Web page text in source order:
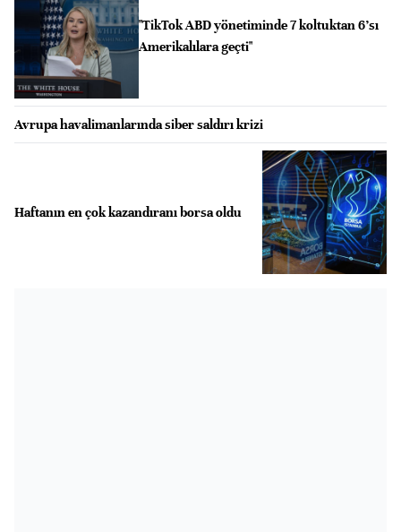
"TikTok ABD yönetiminde 7 koltuktan 6’sı
Amerikalılara geçti"
Avrupa havalimanlarında siber saldırı krizi
Haftanın en çok kazandıranı borsa oldu